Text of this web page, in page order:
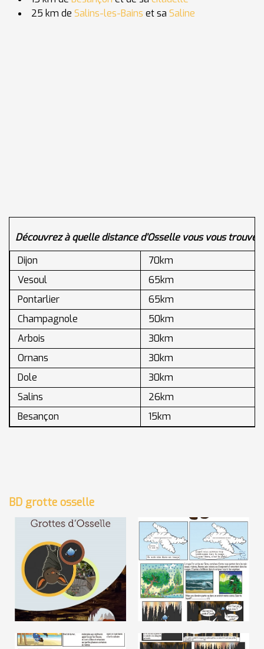
25 km de Salins-les-Bains et sa Saline
Découvrez à quelle distance d’Osselle vous vous trouvez
Dijon
70km
Vesoul
65km
Pontarlier
65km
Champagnole
50km
Arbois
30km
Ornans
30km
Dole
30km
Salins
26km
Besançon
15km
BD grotte osselle